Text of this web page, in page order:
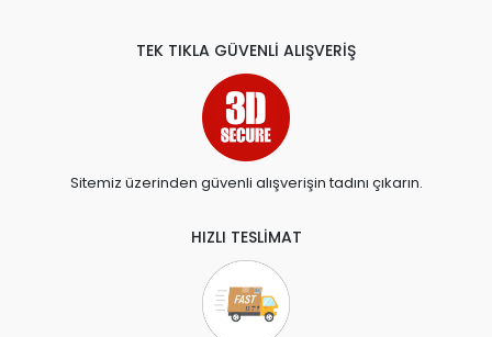
TEK TIKLA GÜVENLİ ALIŞVERİŞ
Sitemiz üzerinden güvenli alışverişin tadını çıkarın.
HIZLI TESLİMAT